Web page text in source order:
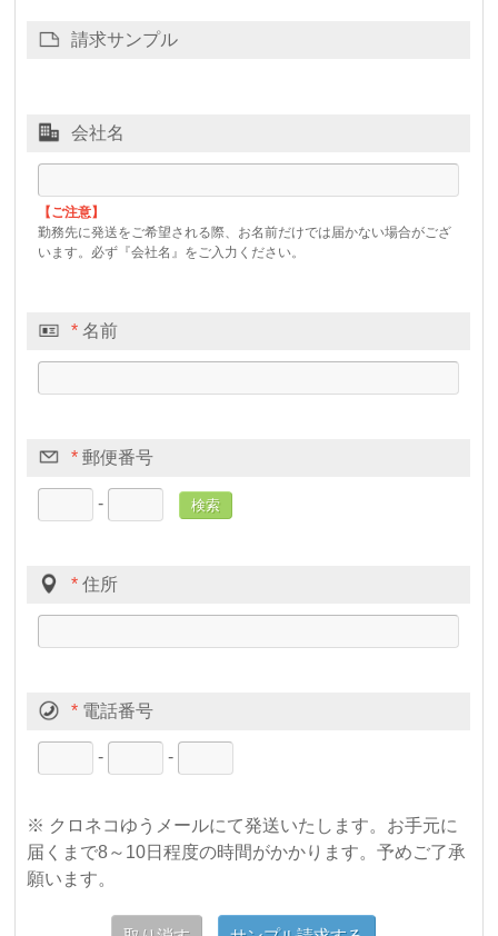
請求サンプル
会社名
【ご注意】
勤務先に発送をご希望される際、お名前だけでは届かない場合がござ
います。必ず『会社名』をご入力ください。
* 名前
* 郵便番号
-
* 住所
* 電話番号
- -
※ クロネコゆうメールにて発送いたします。お手元に
届くまで8～10日程度の時間がかかります。予めご了承
願います。